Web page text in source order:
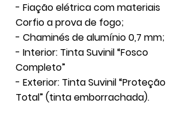
- Fiação elétrica com materiais
Corfio a prova de fogo;
- Chaminés de alumínio 0,7 mm;
- Interior: Tinta Suvinil “Fosco
Completo”
- Exterior: Tinta Suvinil “Proteção
Total” (tinta emborrachada).